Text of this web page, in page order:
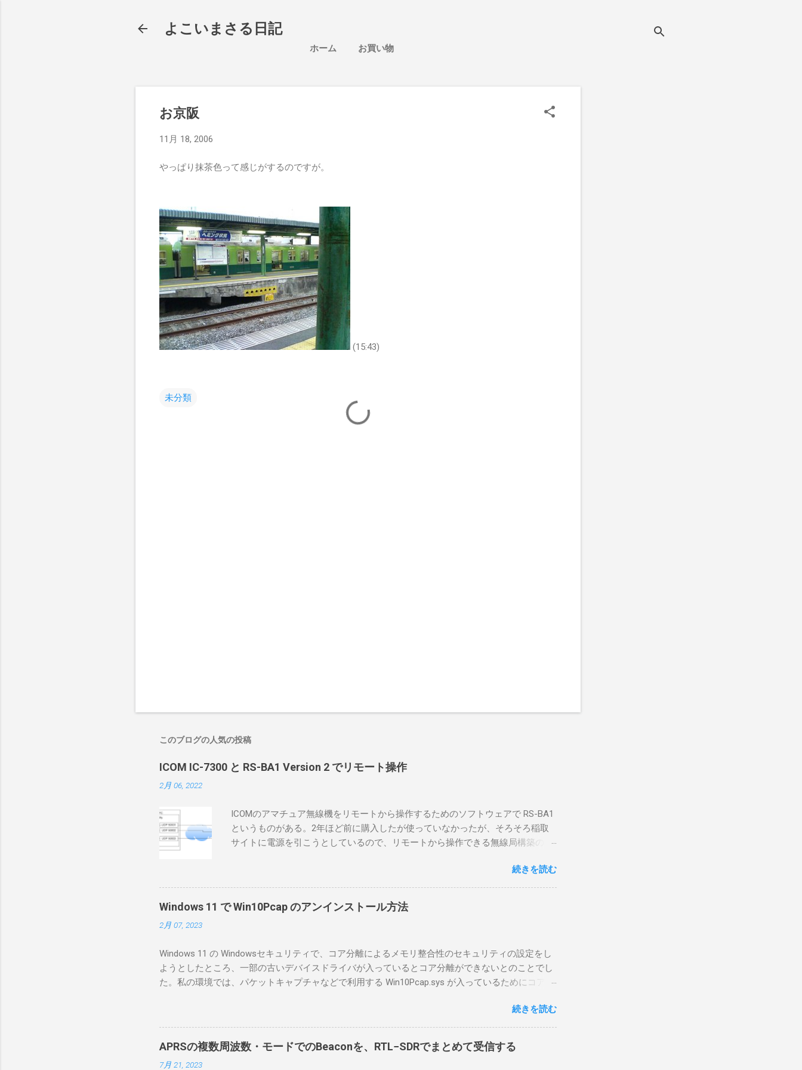
よこいまさる日記
ホーム お買い物
お京阪
11月 18, 2006
やっぱり抹茶色って感じがするのですが。
(15:43)
未分類
このブログの人気の投稿
ICOM IC-7300 と RS-BA1 Version 2 でリモート操作
2月 06, 2022
ICOMのアマチュア無線機をリモートから操作するためのソフトウェアで RS-BA1
というものがある。2年ほど前に購入したが使っていなかったが、そろそろ稲取
サイトに電源を引こうとしているので、リモートから操作できる無線局構築のた
ろうと思ったのだが、ちっともそんなに簡単につながらなかった。ということ
で、ハマリポイントを明示しながら、私なりの解説を書いてみる。 基本的な構成
RS-BA1を使う場合は、下記のこれらものが必要である ICOMの無線機。 今回は私
が持っているIC-7300を使う。 無線機側(サーバ側) のWindows PC。 今回はちょ
が少ないかなと思って。 操作側 (クライアント側) の Windows PC。 今回は手元
にあるマウスコンピュータのWindows 11が入ったPC 操作側で音声を使った交信
を行うならば、相応なマイクなど。 そして、リモート操作を行うソフトウェアで
私の理解した無線機からサーバPC、クライアントPCまでの流れはこの様になっ
ている。 無線機内では、USB Hubの先にUSB SerialとUSB Audio がつながってい
る。USB Serialは無線機のマイコンとつながり、CI-Vでのコマンドが交換でき
続きを読む
Windows 11 で Win10Pcap のアンインストール方法
2月 07, 2023
Windows 11 の Windowsセキュリティで、コア分離によるメモリ整合性のセキュリティの設定をし
ようとしたところ、一部の古いデバイスドライバが入っているとコア分離ができないとのことでし
た。私の環境では、パケットキャプチャなどで利用する Win10Pcap.sys が入っているためにコア分
ンストールできなかったので、どのように実行すればよいのか調べながら実施しました。結論とし
ては pnputil というコマンドを用いればよかったです。 まずは管理者権限でTerminalを実行しま
す。 Windows terminal をインストールした環境でしたので、PowerShellが起動しました。 適当
なファイルに、現在インストールされているドライバを書き出す。 pnputil /enum-drivers > inf.txt #
続きを読む
APRSの複数周波数・モードでのBeaconを、RTL−SDRでまとめて受信する
7月 21, 2023